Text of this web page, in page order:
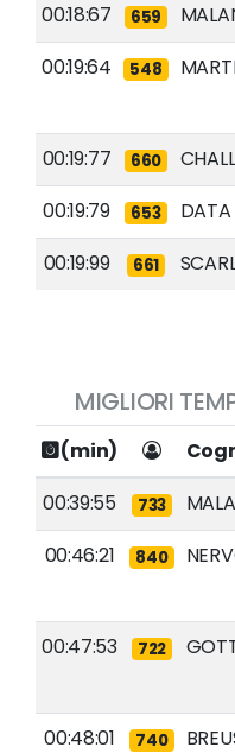
00:18:67
659
00:19:64
548
00:19:77
660
00:19:79
653 DATA
00:19:99
661
MIGLIORI
(min)
00:39:55
733
00:46:21
840
00:47:53
722
00:48:01
740